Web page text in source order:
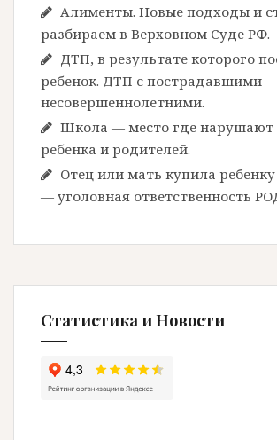
Алименты. Новые подходы и
разбираем в Верховном Суде РФ.
ДТП, в результате которого
ребенок. ДТП с пострадавшими
несовершеннолетними.
Школа — место где нарушают
ребенка и родителей.
Отец или мать купила
— уголовная ответственность
Статистика и Новости